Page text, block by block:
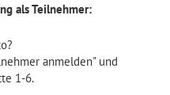
als Teilnehmer:
anmelden" und
1-6.